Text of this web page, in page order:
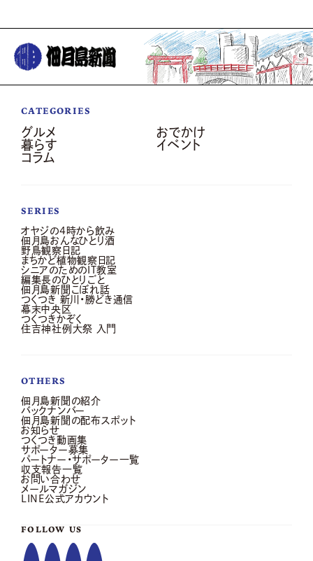
CATEGORIES
グルメ
おでかけ
暮らす
イベント
コラム
SERIES
オヤジの4時から飲み
佃月島おんなひとり酒
野鳥観察日記
まちかど植物観察日記
シニアのためのIT教室
編集長のひとりごと
佃月島新聞こぼれ話
つくつき 新川・勝どき通信
幕末中央区
つくつきかぞく
住吉神社例大祭 入門
OTHERS
佃月島新聞の紹介
バックナンバー
佃月島新聞の配布スポット
お知らせ
つくつき動画集
サポーター募集
パートナー・サポーター一覧
収支報告一覧
お問い合わせ
メールマガジン
LINE公式アカウント
FOLLOW US